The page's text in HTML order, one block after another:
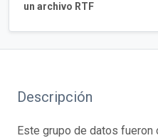
un archivo RTF
Descripción
Este grupo de datos fueron